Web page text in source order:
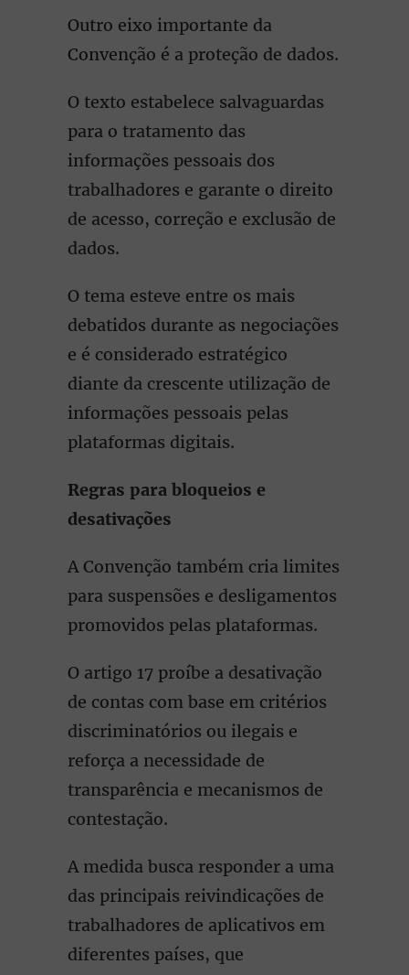
Outro eixo importante da
Convenção é a proteção de dados.
O texto estabelece salvaguardas
para o tratamento das
informações pessoais dos
trabalhadores e garante o direito
de acesso, correção e exclusão de
dados.
O tema esteve entre os mais
debatidos durante as negociações
e é considerado estratégico
diante da crescente utilização de
informações pessoais pelas
plataformas digitais.
Regras para bloqueios e
desativações
A Convenção também cria limites
para suspensões e desligamentos
promovidos pelas plataformas.
O artigo 17 proíbe a desativação
de contas com base em critérios
discriminatórios ou ilegais e
reforça a necessidade de
transparência e mecanismos de
contestação.
A medida busca responder a uma
das principais reivindicações de
trabalhadores de aplicativos em
diferentes países, que